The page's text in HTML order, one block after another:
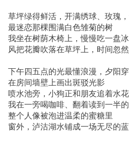
草坪绿得鲜活，开满绣球、玫瑰
最迷恋那棵围满白色雏菊的树
我坐在树荫木椅上，慢慢吃一盘
风把花瓣吹落在草坪上，时间忽
下午四五点的光最懂浪漫，夕阳
在房间墙壁上画出斑驳光影
喷水池旁，小狗正和朋友追着水
我在一旁喝咖啡、翻着读到一半
整个人像被泡进温柔的蜜糖里
窗外，泸沽湖水铺成一场无尽的